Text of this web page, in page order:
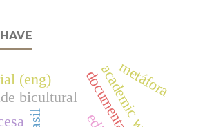
bicultural
(eng) metáfora